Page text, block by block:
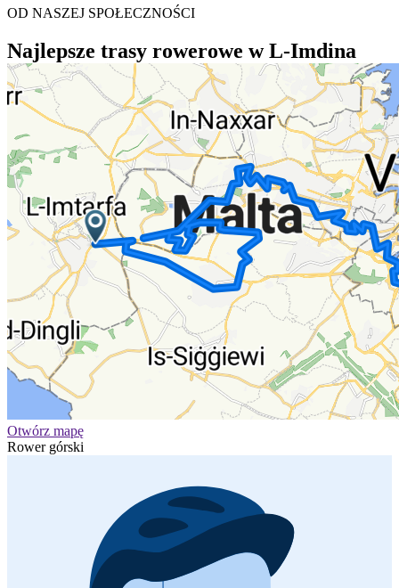
OD NASZEJ SPOŁECZNOŚCI
Najlepsze trasy rowerowe w L-Imdina
Otwórz mapę
Rower górski